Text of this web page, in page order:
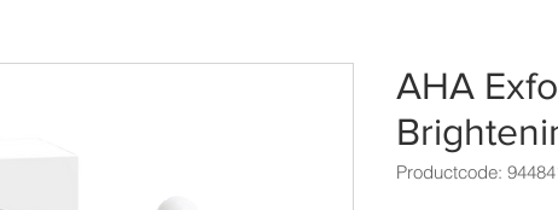
AHA
Productcode: